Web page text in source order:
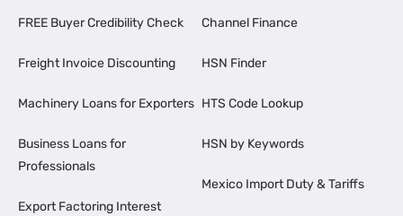
FREE Buyer Credibility Check
Freight Invoice Discounting
Machinery Loans for Exporters
Business Loans for
Professionals
Export Factoring Interest
Channel Finance
HSN Finder
HTS Code Lookup
HSN by Keywords
Mexico Import Duty & Tariffs